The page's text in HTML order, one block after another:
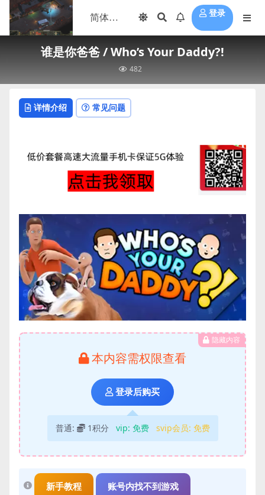
登录
谁是你爸爸 / Who’s Your Daddy?!
482
详情介绍 常见问题
隐藏内容
本内容需权限查看
登录后购买
普通: 1积分 vip: 免费 svip会员: 免费
新手教程 账号内找不到游戏